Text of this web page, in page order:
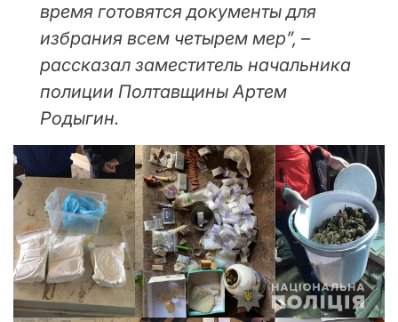
время готовятся документы для
избрания всем четырем мер”, –
рассказал заместитель начальника
полиции Полтавщины Артем
Родыгин.